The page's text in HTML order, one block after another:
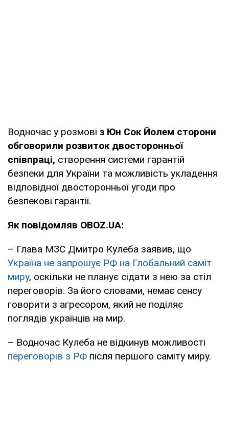
Водночас у розмові з Юн Сок Йолем сторони
обговорили розвиток двосторонньої
співпраці, створення системи гарантій
безпеки для України та можливість укладення
відповідної двосторонньої угоди про
безпекові гарантії.
Як повідомляв OBOZ.UA:
– Глава МЗС Дмитро Кулеба заявив, що
Україна не запрошує РФ на Глобальний саміт
миру, оскільки не планує сідати з нею за стіл
переговорів. За його словами, немає сенсу
говорити з агресором, який не поділяє
поглядів українців на мир.
– Водночас Кулеба не відкинув можливості
переговорів з РФ після першого саміту миру.